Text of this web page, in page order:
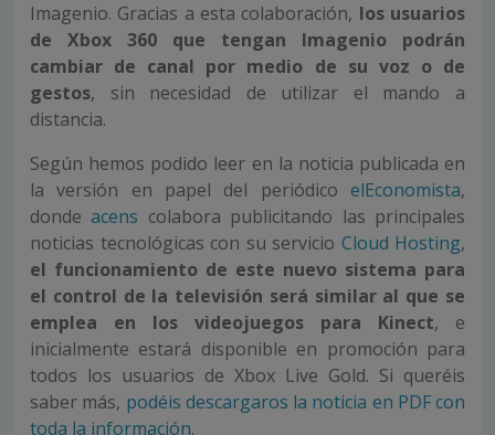
Imagenio. Gracias a esta colaboración, los usuarios
de Xbox 360 que tengan Imagenio podrán
cambiar de canal por medio de su voz o de
gestos, sin necesidad de utilizar el mando a
distancia.
Según hemos podido leer en la noticia publicada en
la versión en papel del periódico elEconomista,
dondeacens colabora publicitando las principales
noticias tecnológicas con su servicio Cloud Hosting,
el funcionamiento de este nuevo sistema para
el control de la televisión será similar al que se
emplea en los videojuegos para Kinect, e
inicialmente estará disponible en promoción para
todos los usuarios de Xbox Live Gold. Si queréis
saber más, podéis descargaros la noticia en PDF con
toda la información.